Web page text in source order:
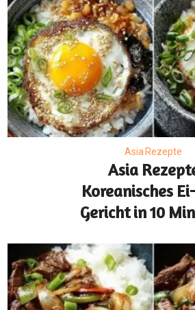
Asia Rezepte
Asia
Koreanisches
Gericht in 10